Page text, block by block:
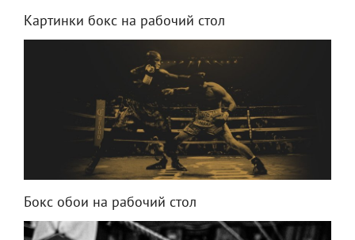
Картинки бокс на рабочий стол
Бокс обои на рабочий стол